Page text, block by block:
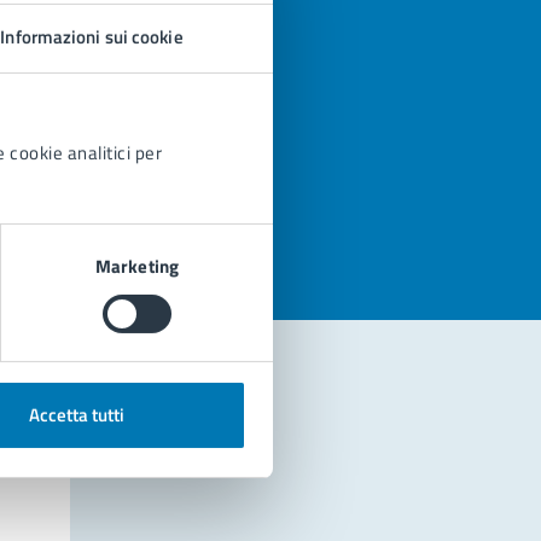
Informazioni sui cookie
cookie analitici per
Marketing
Accetta tutti